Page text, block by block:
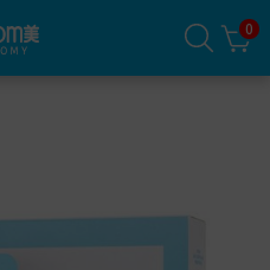
0
ល់សំណើម